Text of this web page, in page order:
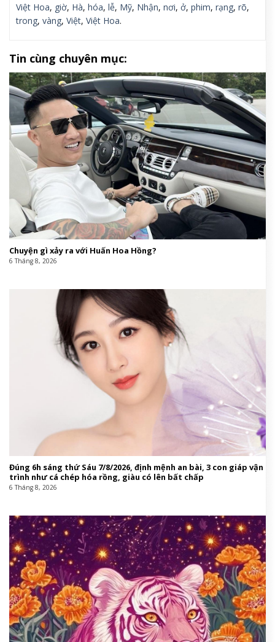
Việt Hoa, giờ, Hà, hóa, lễ, Mỹ, Nhận, nơi, ở, phim, rạng, rõ,
trong, vàng, Việt, Việt Hoa.
Tin cùng chuyên mục:
Chuyện gì xảy ra với Huấn Hoa Hồng?
6 Tháng 8, 2026
Đúng 6h sáng thứ Sáu 7/8/2026, định mệnh an bài, 3 con giáp vận
trình như cá chép hóa rồng, giàu có lên bất chấp
6 Tháng 8, 2026